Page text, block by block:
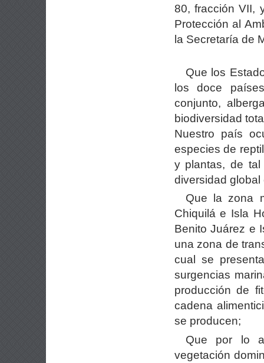
80, fracción VII,
Protección al
la Secretaría de
Que los
los doce
conjunto,
biodiversidad
Nuestro país
especies de
y plantas, de
diversidad
Que la zona
Chiquilá e Isla
Benito Juárez e
una zona de
cual se
surgencias
producción de
cadena
se producen;
Que por lo
vegetación